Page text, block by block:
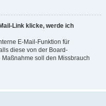
Link klicke, werde ich
E-Mail-Funktion für
diese von der Board-
soll den Missbrauch